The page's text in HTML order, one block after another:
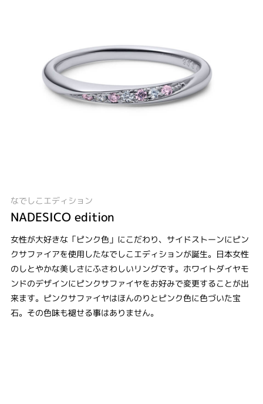
なでしこエディション
NADESICO edition
女性が大好きな「ピンク色」にこだわり、サイドストーンにピン
クサファイアを使用したなでしこエディションが誕生。日本女性
のしとやかな美しさにふさわしいリングです。ホワイトダイヤモ
ンドのデザインにピンクサファイヤをお好みで変更することが出
来ます。ピンクサファイヤはほんのりとピンク色に色づいた宝
石。その色味も褪せる事はありません。